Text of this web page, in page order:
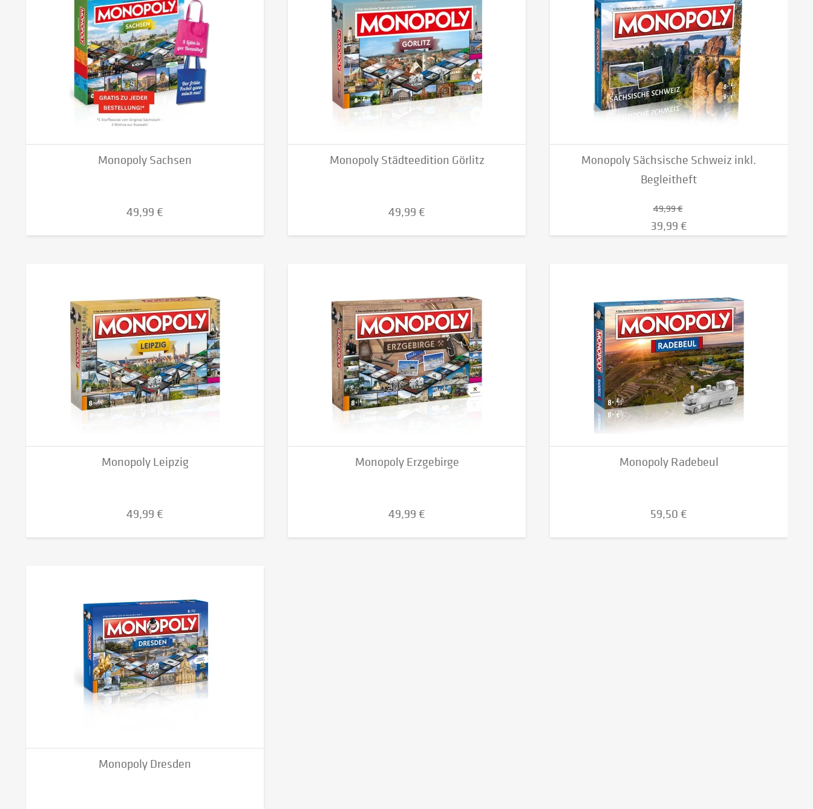
Monopoly Sachsen
49,99 €
Monopoly Städteedition Görlitz
49,99 €
Monopoly Sächsische Schweiz inkl.
Begleitheft
49,99 €
39,99 €
Monopoly Leipzig
49,99 €
Monopoly Erzgebirge
49,99 €
Monopoly Radebeul
59,50 €
Monopoly Dresden